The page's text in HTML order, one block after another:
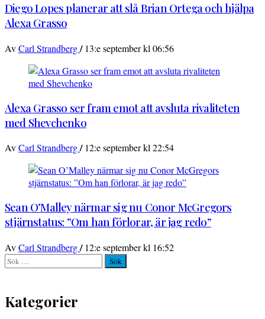
Diego Lopes planerar att slå Brian Ortega och hjälpa
Alexa Grasso
AvCarl Strandberg/ 13:e september kl 06:56
Alexa Grasso ser fram emot att avsluta rivaliteten
med Shevchenko
AvCarl Strandberg/ 12:e september kl 22:54
Sean O’Malley närmar sig nu Conor McGregors
stjärnstatus: ”Om han förlorar, är jag redo”
AvCarl Strandberg/ 12:e september kl 16:52
Sök
efter:
Kategorier